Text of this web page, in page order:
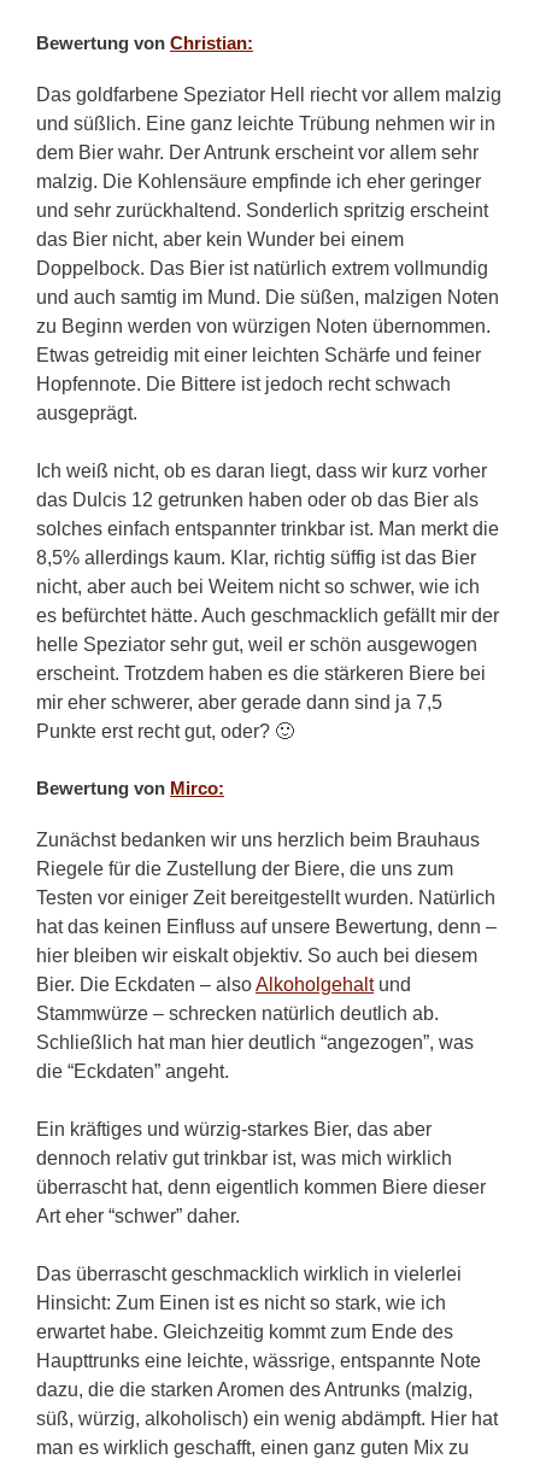
Bewertung von Christian:
Das goldfarbene Speziator Hell riecht vor allem malzig
und süßlich. Eine ganz leichte Trübung nehmen wir in
dem Bier wahr. Der Antrunk erscheint vor allem sehr
malzig. Die Kohlensäure empfinde ich eher geringer
und sehr zurückhaltend. Sonderlich spritzig erscheint
das Bier nicht, aber kein Wunder bei einem
Doppelbock. Das Bier ist natürlich extrem vollmundig
und auch samtig im Mund. Die süßen, malzigen Noten
zu Beginn werden von würzigen Noten übernommen.
Etwas getreidig mit einer leichten Schärfe und feiner
Hopfennote. Die Bittere ist jedoch recht schwach
ausgeprägt.
Ich weiß nicht, ob es daran liegt, dass wir kurz vorher
das Dulcis 12 getrunken haben oder ob das Bier als
solches einfach entspannter trinkbar ist. Man merkt die
8,5% allerdings kaum. Klar, richtig süffig ist das Bier
nicht, aber auch bei Weitem nicht so schwer, wie ich
es befürchtet hätte. Auch geschmacklich gefällt mir der
helle Speziator sehr gut, weil er schön ausgewogen
erscheint. Trotzdem haben es die stärkeren Biere bei
mir eher schwerer, aber gerade dann sind ja 7,5
Punkte erst recht gut, oder? 🙂
Bewertung von Mirco:
Zunächst bedanken wir uns herzlich beim Brauhaus
Riegele für die Zustellung der Biere, die uns zum
Testen vor einiger Zeit bereitgestellt wurden. Natürlich
hat das keinen Einfluss auf unsere Bewertung, denn –
hier bleiben wir eiskalt objektiv. So auch bei diesem
Bier. Die Eckdaten – alsoAlkoholgehaltund
Stammwürze – schrecken natürlich deutlich ab.
Schließlich hat man hier deutlich “angezogen”, was
die “Eckdaten” angeht.
Ein kräftiges und würzig-starkes Bier, das aber
dennoch relativ gut trinkbar ist, was mich wirklich
überrascht hat, denn eigentlich kommen Biere dieser
Art eher “schwer” daher.
Das überrascht geschmacklich wirklich in vielerlei
Hinsicht: Zum Einen ist es nicht so stark, wie ich
erwartet habe. Gleichzeitig kommt zum Ende des
Haupttrunks eine leichte, wässrige, entspannte Note
dazu, die die starken Aromen des Antrunks (malzig,
süß, würzig, alkoholisch) ein wenig abdämpft. Hier hat
man es wirklich geschafft, einen ganz guten Mix zu